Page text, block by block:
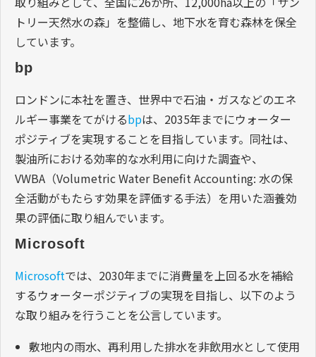
トリー天然水の森」を整備し、地下水を育む森林を保全
しています。
bp
ロンドンに本社を置き、世界中で石油・ガスなどのエネ
ルギー事業をてがけるbpは、2035年までにウォーター
ポジティブを実現することを目指しています。同社は、
製油所における効率的な水利用に向けた調査や、
VWBA（Volumetric Water Benefit Accounting: 水の保
全活動がもたらす効果を評価する手法）を用いた涵養効
果の評価に取り組んでいます。
Microsoft
Microsoftでは、2030年までに消費量を上回る水を補給
するウォーターポジティブの実現を目指し、以下のよう
な取り組みを行うことを公言しています。
敷地内の雨水、再利用した排水を非飲用水として使用